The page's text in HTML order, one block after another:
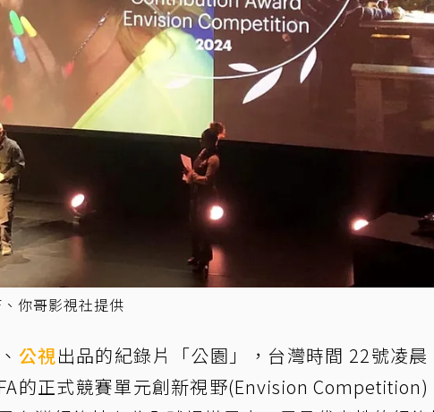
你哥影視社提供
公視出品的紀錄片「公園」，台灣時間 22號凌
的正式競賽單元創新視野(Envision